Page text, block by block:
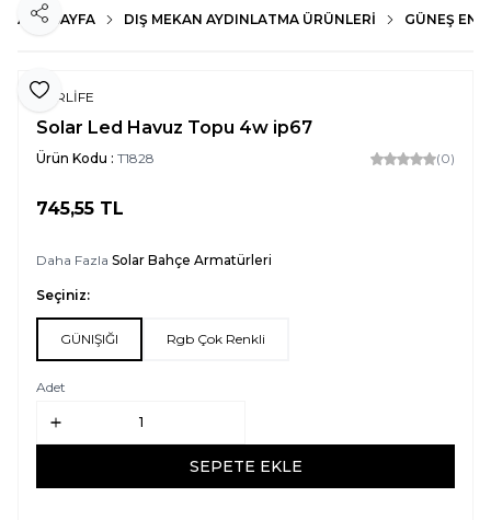
ANA SAYFA DIŞ MEKAN AYDINLATMA ÜRÜNLERI GÜNEŞ
Favoriye Ekle
Paylaş
FORLİFE
Solar Led Havuz Topu 4w ip67
Ürün Kodu : T1828 (0)
745,55 TL
Daha Fazla Solar Bahçe Armatürleri
Seçiniz:
GÜNIŞIĞI Rgb Çok Renkli
Adet
SEPETE EKLE